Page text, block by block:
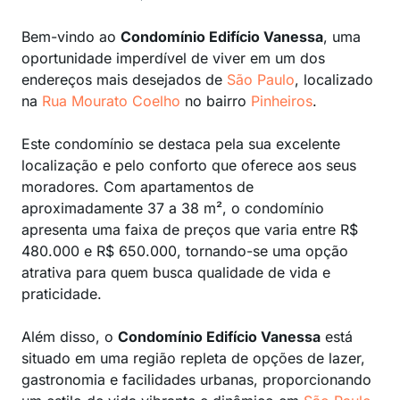
Bem-vindo ao Condomínio Edifício Vanessa, uma
oportunidade imperdível de viver em um dos
endereços mais desejados de São Paulo, localizado
na Rua Mourato Coelho no bairro Pinheiros.
Este condomínio se destaca pela sua excelente
localização e pelo conforto que oferece aos seus
moradores. Com apartamentos de
aproximadamente 37 a 38 m², o condomínio
apresenta uma faixa de preços que varia entre R$
480.000 e R$ 650.000, tornando-se uma opção
atrativa para quem busca qualidade de vida e
praticidade.
Além disso, o Condomínio Edifício Vanessa está
situado em uma região repleta de opções de lazer,
gastronomia e facilidades urbanas, proporcionando